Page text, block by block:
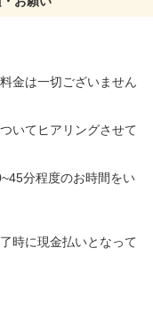
金は一切ございません
いてヒアリングさせて
分程度のお時間をい
時に現金払いとなって